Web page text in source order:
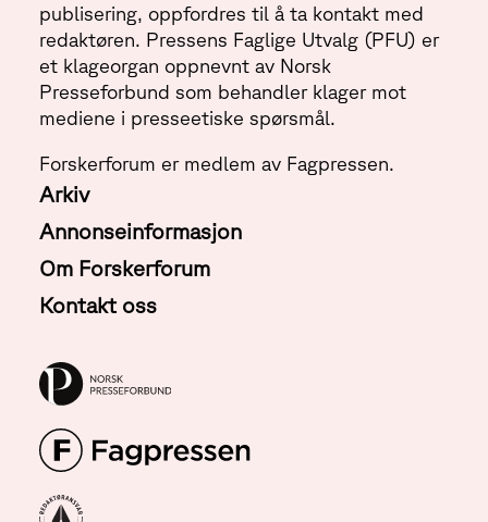
publisering, oppfordres til å ta kontakt med
redaktøren. Pressens Faglige Utvalg (PFU) er
et klageorgan oppnevnt av Norsk
Presseforbund som behandler klager mot
mediene i presseetiske spørsmål.
Forskerforum er medlem av Fagpressen.
Arkiv
Annonseinformasjon
Om Forskerforum
Kontakt oss